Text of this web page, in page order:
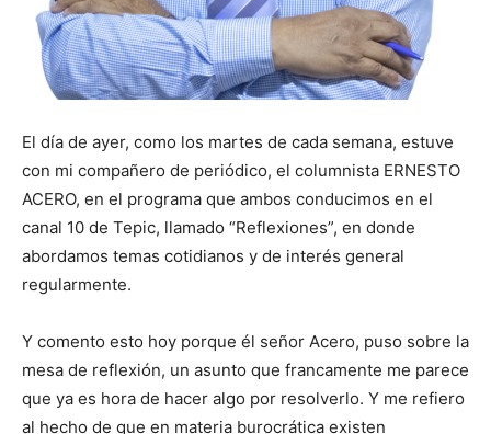
El día de ayer, como los martes de cada semana, estuve
con mi compañero de periódico, el columnista ERNESTO
ACERO, en el programa que ambos conducimos en el
canal 10 de Tepic, llamado “Reflexiones”, en donde
abordamos temas cotidianos y de interés general
regularmente.
Y comento esto hoy porque él señor Acero, puso sobre la
mesa de reflexión, un asunto que francamente me parece
que ya es hora de hacer algo por resolverlo. Y me refiero
al hecho de que en materia burocrática existen